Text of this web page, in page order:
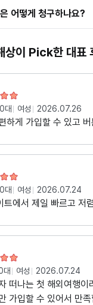
어떻게 청구하나요?
상이 Pick한 대표
대 여성 2026.07.26
하게 가입할 수 있고
대 여성 2026.07.24
트에서 제일 빠르고 저
대 여성 2026.07.24
떠나는 첫 해외여행
가입할 수 있어서 만